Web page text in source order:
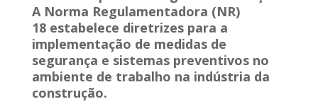
A Norma Regulamentadora (NR)
18 estabelece diretrizes para a
implementação de medidas de
segurança e sistemas preventivos no
ambiente de trabalho na indústria da
construção.